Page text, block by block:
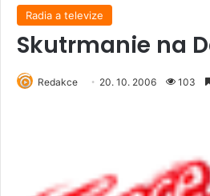
Radia a televize
Skutrmanie na
Redakce 20. 10. 2006 103